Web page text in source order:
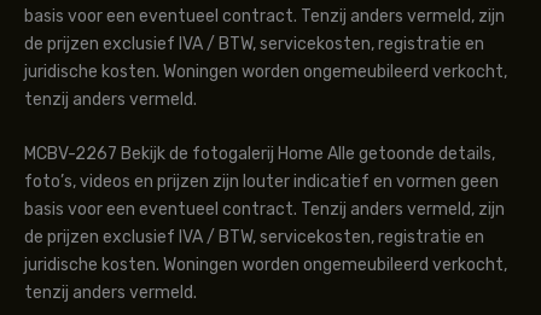
basis voor een eventueel contract. Tenzij anders vermeld, zijn
de prijzen exclusief IVA / BTW, servicekosten, registratie en
juridische kosten. Woningen worden ongemeubileerd verkocht,
tenzij anders vermeld.
MCBV-2267 Bekijk de fotogalerij Home Alle getoonde details,
foto’s, videos en prijzen zijn louter indicatief en vormen geen
basis voor een eventueel contract. Tenzij anders vermeld, zijn
de prijzen exclusief IVA / BTW, servicekosten, registratie en
juridische kosten. Woningen worden ongemeubileerd verkocht,
tenzij anders vermeld.